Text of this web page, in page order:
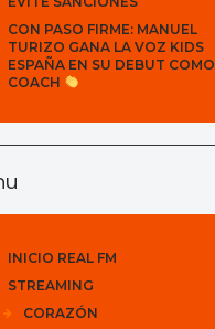
CON PASO FIRME: MANUEL
TURIZO GANA LA VOZ KIDS
ESPAÑA EN SU DEBUT COMO
COACH
INICIO REAL FM
STREAMING
CORAZÓN